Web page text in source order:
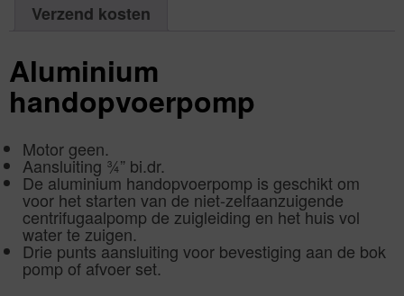
Verzend kosten
Aluminium
handopvoerpomp
Motor geen.
Aansluiting ¾” bi.dr.
De aluminium handopvoerpomp is geschikt om
voor het starten van de niet-zelfaanzuigende
centrifugaalpomp de zuigleiding en het huis vol
water te zuigen.
Drie punts aansluiting voor bevestiging aan de bok
pomp of afvoer set.